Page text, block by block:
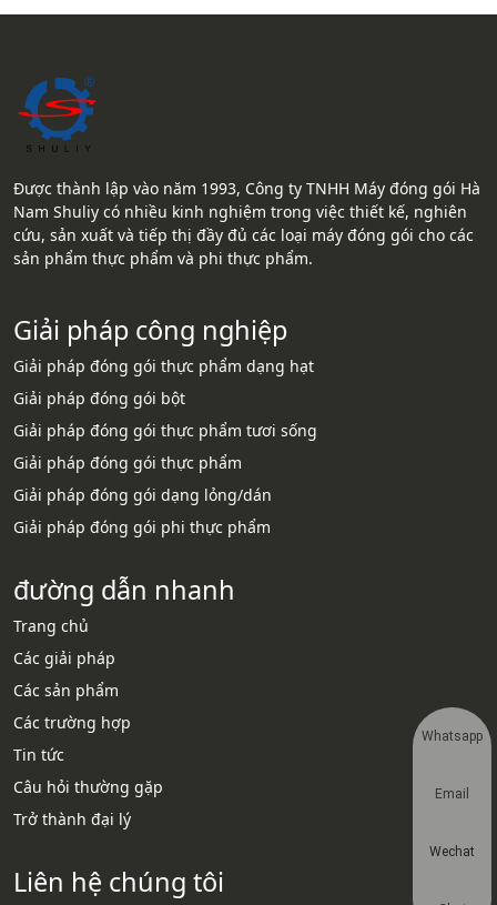
Được thành lập vào năm 1993, Công ty TNHH Máy đóng gói Hà
Nam Shuliy có nhiều kinh nghiệm trong việc thiết kế, nghiên
cứu, sản xuất và tiếp thị đầy đủ các loại máy đóng gói cho các
sản phẩm thực phẩm và phi thực phẩm.
Giải pháp công nghiệp
Giải pháp đóng gói thực phẩm dạng hạt
Giải pháp đóng gói bột
Giải pháp đóng gói thực phẩm tươi sống
Giải pháp đóng gói thực phẩm
Giải pháp đóng gói dạng lỏng/dán
Giải pháp đóng gói phi thực phẩm
đường dẫn nhanh
Trang chủ
Các giải pháp
Các sản phẩm
Các trường hợp
Tin tức
Câu hỏi thường gặp
Trở thành đại lý
Liên hệ chúng tôi
Whatsapp
Email
Wechat